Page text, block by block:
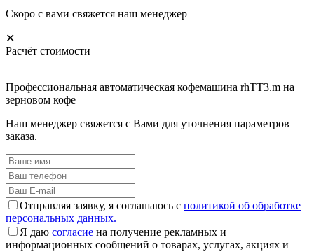
Скоро с вами свяжется наш менеджер
✕
Расчёт стоимости
Профессиональная автоматическая кофемашина rhTT3.m на
зерновом кофе
Наш менеджер свяжется с Вами для уточнения параметров
заказа.
Отправляя заявку, я соглашаюсь с политикой об обработке
персональных данных.
Я даю согласие на получение рекламных и
информационных сообщений о товарах, услугах, акциях и